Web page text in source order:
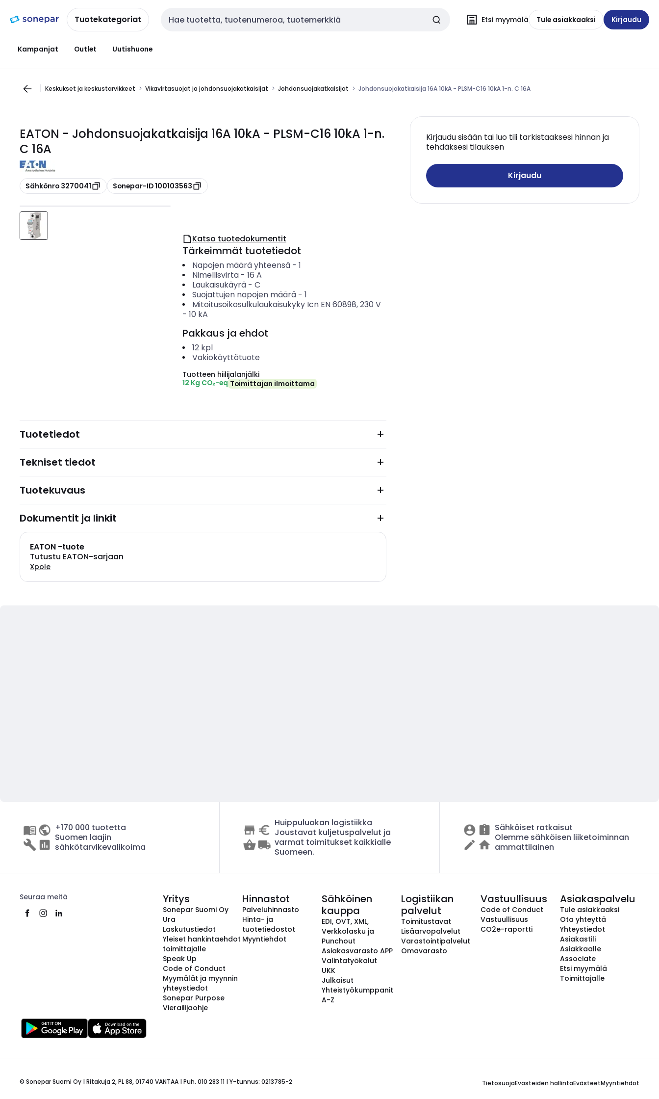
navigointiinsisältöönTuotekategoriat Haku Etsi myymälä Tule asiakkaaksi Kirjaudu
Kampanjat Outlet Uutishuone
Keskukset ja keskustarvikkeet Vikavirtasuojat ja johdonsuojakatkaisijat Johdonsuojakatkaisijat Johdonsuojakatkaisija 16A 10kA - PLSM-C16 10kA 1-n. C 16A
EATON - Johdonsuojakatkaisija 16A 10kA - PLSM-C16 10kA 1-n.
C 16A
Kopioi
Sähkönro 3270041 Kopioi
Sonepar-ID 100103563
Kirjaudu sisään tai luo tili tarkistaaksesi hinnan ja
tehdäksesi tilauksen
Kirjaudu
Katso tuotedokumentit
Tärkeimmät tuotetiedot
Napojen määrä yhteensä- 1
Nimellisvirta- 16 A
Laukaisukäyrä- C
Suojattujen napojen määrä- 1
Mitoitusoikosulkulaukaisukyky Icn EN 60898, 230 V
- 10 kA
Pakkaus ja ehdot
12 kpl
Vakiokäyttötuote
Tuotteen hiilijalanjälki
12 Kg CO₂-eq Toimittajan ilmoittama
Tuotetiedot
Tekniset tiedot
Tuotekuvaus
Dokumentit ja linkit
EATON -tuote
Tutustu EATON-sarjaan
Xpole
+170 000 tuotetta
Suomen laajin
sähkötarvikevalikoima
Huippuluokan logistiikka
Joustavat kuljetuspalvelut ja
varmat toimitukset kaikkialle
Suomeen.
Sähköiset ratkaisut
Olemme sähköisen liiketoiminnan
ammattilainen
Seuraa meitä Yritys
Sonepar Suomi Oy
Ura
Laskutustiedot
Yleiset hankintaehdot
toimittajalle
Speak Up
Code of Conduct
Myymälät ja myynnin
yhteystiedot
Sonepar Purpose
Vierailijaohje
Hinnastot
Palveluhinnasto
Hinta- ja
tuotetiedostot
Myyntiehdot
Sähköinen
kauppa
EDI, OVT, XML,
Verkkolasku ja
Punchout
Asiakasvarasto APP
Valintatyökalut
UKK
Julkaisut
Yhteistyökumppanit
A-Z
Logistiikan
palvelut
Toimitustavat
Lisäarvopalvelut
Varastointipalvelut
Omavarasto
Vastuullisuus
Code of Conduct
Vastuullisuus
CO2e-raportti
Asiakaspalvelu
Tule asiakkaaksi
Ota yhteyttä
Yhteystiedot
Asiakastili
Asiakkaalle
Associate
Etsi myymälä
Toimittajalle
© Sonepar Suomi Oy | Ritakuja 2, PL 88, 01740 VANTAA | Puh. 010 283 11 | Y-tunnus: 0213785-2 TietosuojaEvästeiden hallintaEvästeetMyyntiehdot